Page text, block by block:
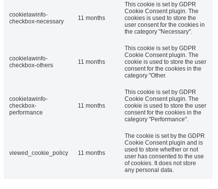
cookielawinfo-
checkbox-necessary
11 months
This cookie is set by GDPR
Cookie Consent plugin. The
cookies is used to store the
user consent for the cookies in
the category "Necessary".
cookielawinfo-
checkbox-others
11 months
This cookie is set by GDPR
Cookie Consent plugin. The
cookie is used to store the user
consent for the cookies in the
category "Other.
cookielawinfo-
checkbox-
performance
11 months
This cookie is set by GDPR
Cookie Consent plugin. The
cookie is used to store the user
consent for the cookies in the
category "Performance".
viewed_cookie_policy 11 months
The cookie is set by the GDPR
Cookie Consent plugin and is
used to store whether or not
user has consented to the use
of cookies. It does not store
any personal data.